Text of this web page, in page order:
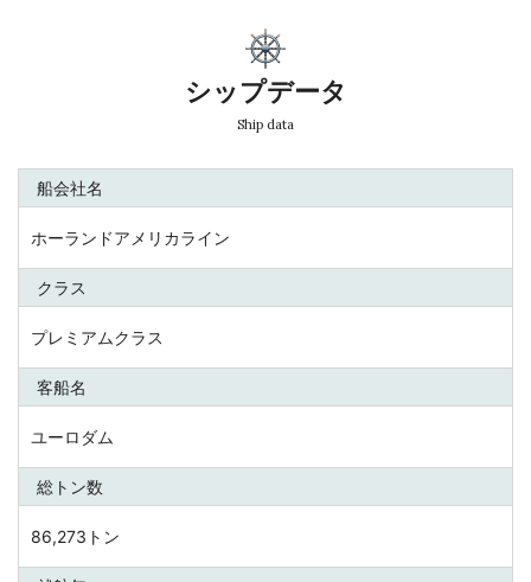
シップデータ
Ship data
船会社名
ホーランドアメリカライン
クラス
プレミアムクラス
客船名
ユーロダム
総トン数
86,273トン